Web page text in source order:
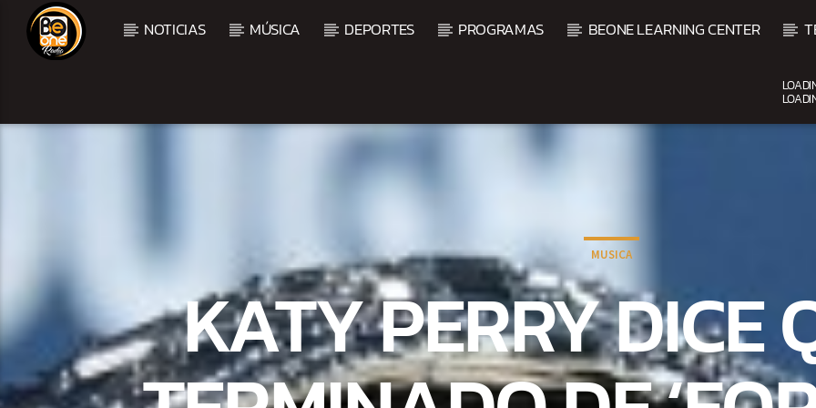
NOTICIAS MÚSICA DEPORTES PROGRAMAS BEONE LEARNING CENTER
12:00 AM 2:00 AM
MUSICA
KATY PERRY DICE